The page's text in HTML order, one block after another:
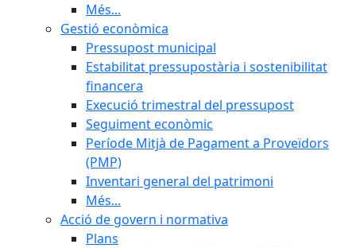
Més...
Gestió econòmica
Pressupost municipal
Estabilitat pressupostària i sostenibilitat
financera
Execució trimestral del pressupost
Seguiment econòmic
Període Mitjà de Pagament a Proveïdors
(PMP)
Inventari general del patrimoni
Més...
Acció de govern i normativa
Plans